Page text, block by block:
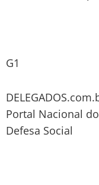
G1
Portal Nacional
Defesa Social